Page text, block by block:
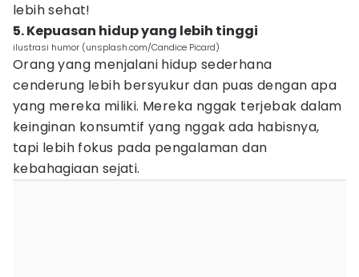
lebih sehat!
5. Kepuasan hidup yang lebih tinggi
ilustrasi humor (unsplash.com/Candice Picard)
Orang yang menjalani hidup sederhana
cenderung lebih bersyukur dan puas dengan apa
yang mereka miliki. Mereka nggak terjebak dalam
keinginan konsumtif yang nggak ada habisnya,
tapi lebih fokus pada pengalaman dan
kebahagiaan sejati.